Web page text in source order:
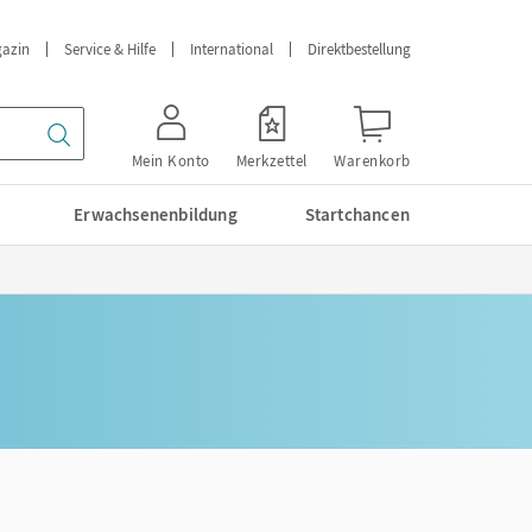
Service & Hilfe International Direktbestellung
Mein Konto Merkzettel Warenkorb
Erwachsenenbildung Startchancen